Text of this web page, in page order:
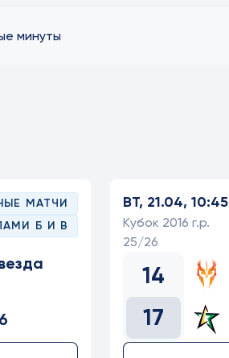
минуты
МАТЧИ
Б И В
ВТ, 21.04, 10:45
Кубок 2016 г.р.
25/26
14
17